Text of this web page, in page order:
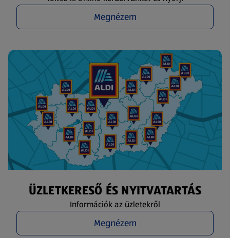
Megnézem
ÜZLETKERESŐ ÉS NYITVATARTÁS
Információk az üzletekről
Megnézem